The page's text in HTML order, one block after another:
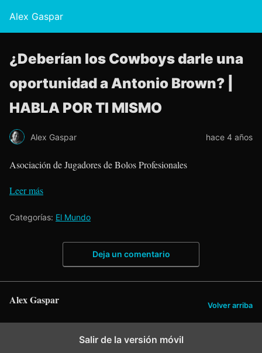
Alex Gaspar
¿Deberían los Cowboys darle una
oportunidad a Antonio Brown? |
HABLA POR TI MISMO
Alex Gaspar hace 4 años
Asociación de Jugadores de Bolos Profesionales
Leer más
Categorías: El Mundo
Deja un comentario
Alex Gaspar Volver arriba
Salir de la versión móvil